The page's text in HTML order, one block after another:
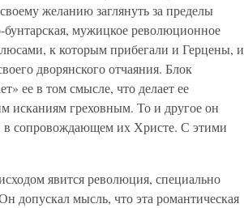
желанию заглянуть за пределы
бунтарская, мужицкое революционное
к которым прибегали и Герцены, и
дворянского отчаяния. Блок
ее в том смысле, что делает ее
исканиям греховным. То и другое он
в сопровождающем их Христе. С этими
явится революция, специально
допускал мысль, что эта романтическая